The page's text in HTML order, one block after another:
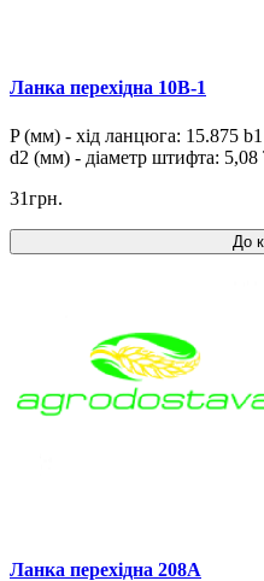
Ланка перехідна 10B-1
P (мм) - хід ланцюга: 15.875
d2 (мм) - діаметр штифта:
31грн.
До
Ланка перехідна 208A